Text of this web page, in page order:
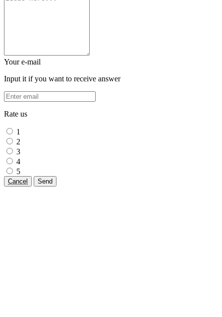
Your e-mail
Input it if you want to receive answer
Rate us
1
2
3
4
5
Cancel Send